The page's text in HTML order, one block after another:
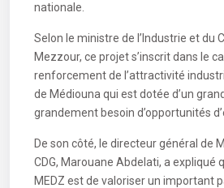
nationale.
Selon le ministre de l’Industrie et du
Mezzour, ce projet s’inscrit dans le
renforcement de l’attractivité
de Médiouna qui est dotée d’un
grandement besoin d’opportunités
De son côté, le directeur général de
CDG, Marouane Abdelati, a expliqué
MEDZ est de valoriser un important